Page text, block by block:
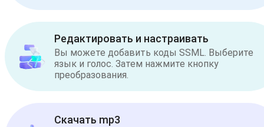
Редактировать и настраивать
Вы можете добавить коды SSML. Выберите
язык и голос. Затем нажмите кнопку
преобразования.
Скачать mp3